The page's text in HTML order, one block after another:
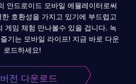
안드로이드 모바일 에뮬레이터로써
호환성을 가지고 있기에 부드럽고
게임 체험 만나볼수 있을 겁니다. 녹
기는 모바일 라이프! 지금 바로 다운
로드하세요!
전 다운로드